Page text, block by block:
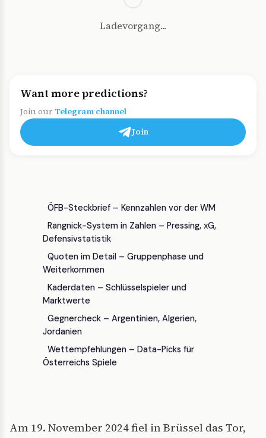
Ladevorgang...
Want more predictions?
Join our Telegram channel
Join
ÖFB-Steckbrief – Kennzahlen vor der WM
Rangnick-System in Zahlen – Pressing, xG,
Defensivstatistik
Quoten im Detail – Gruppenphase und
Weiterkommen
Kaderdaten – Schlüsselspieler und
Marktwerte
Gegnercheck – Argentinien, Algerien,
Jordanien
Wettempfehlungen – Data-Picks für
Österreichs Spiele
Am 19. November 2024 fiel in Brüssel das Tor,